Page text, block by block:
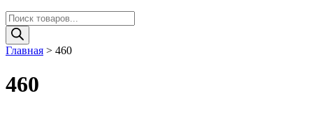
Поиск
товаров
Главная > 460
460